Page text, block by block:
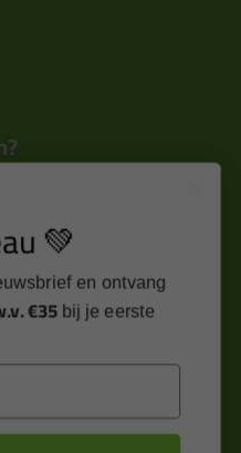
rechtstreeks in je
💚
en ontvang
€35 bij je eerste